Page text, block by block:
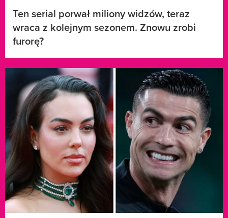
Ten serial porwał miliony widzów, teraz
wraca z kolejnym sezonem. Znowu zrobi
furorę?